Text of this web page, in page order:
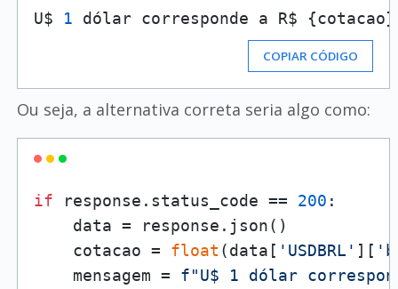
U$ 1
COPIAR CÓDIGO
Ou seja, a alternativa correta seria algo como:
if response.status_code == 200 :
    data = response.json()
    cotacao =
float (data[ 'USDBRL' ][
    mensagem =
f"U$ 1 dólar